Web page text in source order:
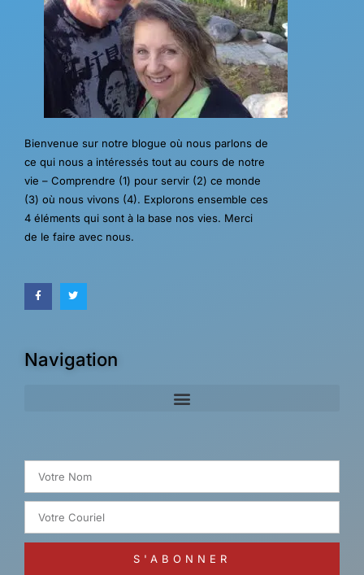
Bienvenue sur notre blogue où nous parlons de
ce qui nous a intéressés tout au cours de notre
vie – Comprendre (1) pour servir (2) ce monde
(3) où nous vivons (4). Explorons ensemble ces
4 éléments qui sont à la base nos vies. Merci
de le faire avec nous.
Navigation
S'ABONNER